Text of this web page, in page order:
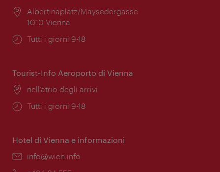
Posizione:
Albertinaplatz/Maysedergasse
1010 Vienna
Orari
Tutti i giorni 9-18
Tourist-Info Aeroporto di Vienna
Posizione:
nell’atrio degli arrivi
Orari
Tutti i giorni 9-18
Hotel di Vienna e informazioni
Email:
info@wien.info